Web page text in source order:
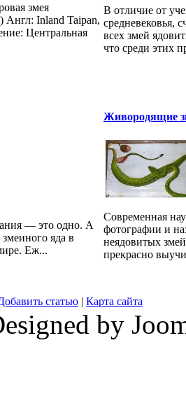
змея
Англ: Inland Taipan,
Центральная
В отличие от
средневековья,
всех змей
что среди этих
— это одно. А
яда в
Еж...
Живородящие
Современная
фотографии и
неядовитых
прекрасно
статью Карта сайта
by